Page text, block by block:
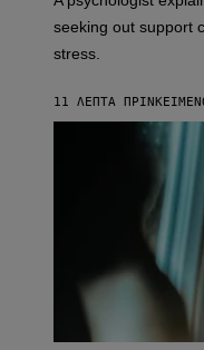
seeking out support
stress.
11 ΛΕΠΤΆ ΠΡΙΝ